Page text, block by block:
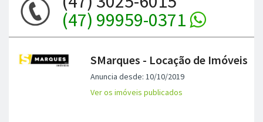
(47) 99959-0371
SMarques - Locação de Imóveis
Anuncia desde: 10/10/2019
Ver os imóveis publicados